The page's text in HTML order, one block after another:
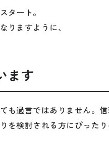
タート。
りますように、
ます
も過言ではありません。
検討される方にぴったり